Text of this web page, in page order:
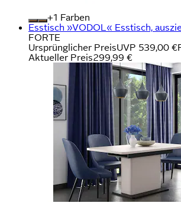
+
Farben
Esstisch »VODOL« Esstisch,
FORTE
Ursprünglicher PreisUVP 539,00 €
Aktueller Preis299,99 €